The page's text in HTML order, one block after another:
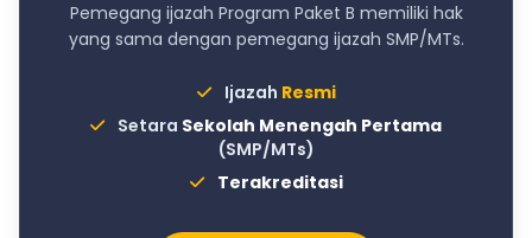
Pemegang ijazah Program Paket B memiliki hak
yang sama dengan pemegang ijazah SMP/MTs.
Ijazah Resmi
Setara Sekolah Menengah Pertama
(SMP/MTs)
Terakreditasi